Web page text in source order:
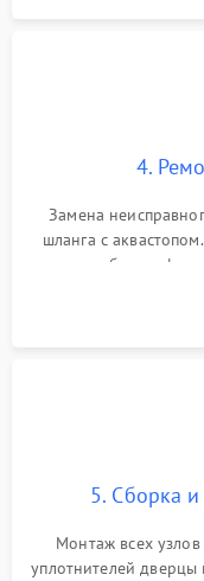
4.
Замена
шланга с
патрубках и
управления,
5. Сборка и
Монтаж всех
уплотнителей дверцы